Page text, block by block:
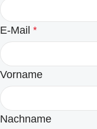
E-Mail *
E-
Mail
(wiederholen)*
Vorname
Nachname